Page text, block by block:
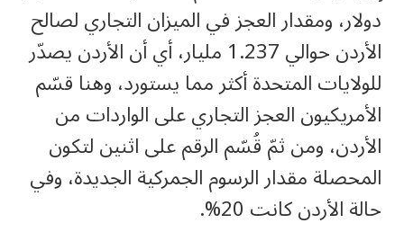
دولار، ومقدار العجز في الميزان التجاري لصالح
الأردن حوالي 1.237 مليار، أي أن الأردن يصدّر
للولايات المتحدة أكثر مما يستورد، وهنا قسّم
الأمريكيون العجز التجاري على الواردات من
الأردن، ومن ثمّ قُسّم الرقم على اثنين لتكون
المحصلة مقدار الرسوم الجمركية الجديدة، وفي
حالة الأردن كانت 20%.